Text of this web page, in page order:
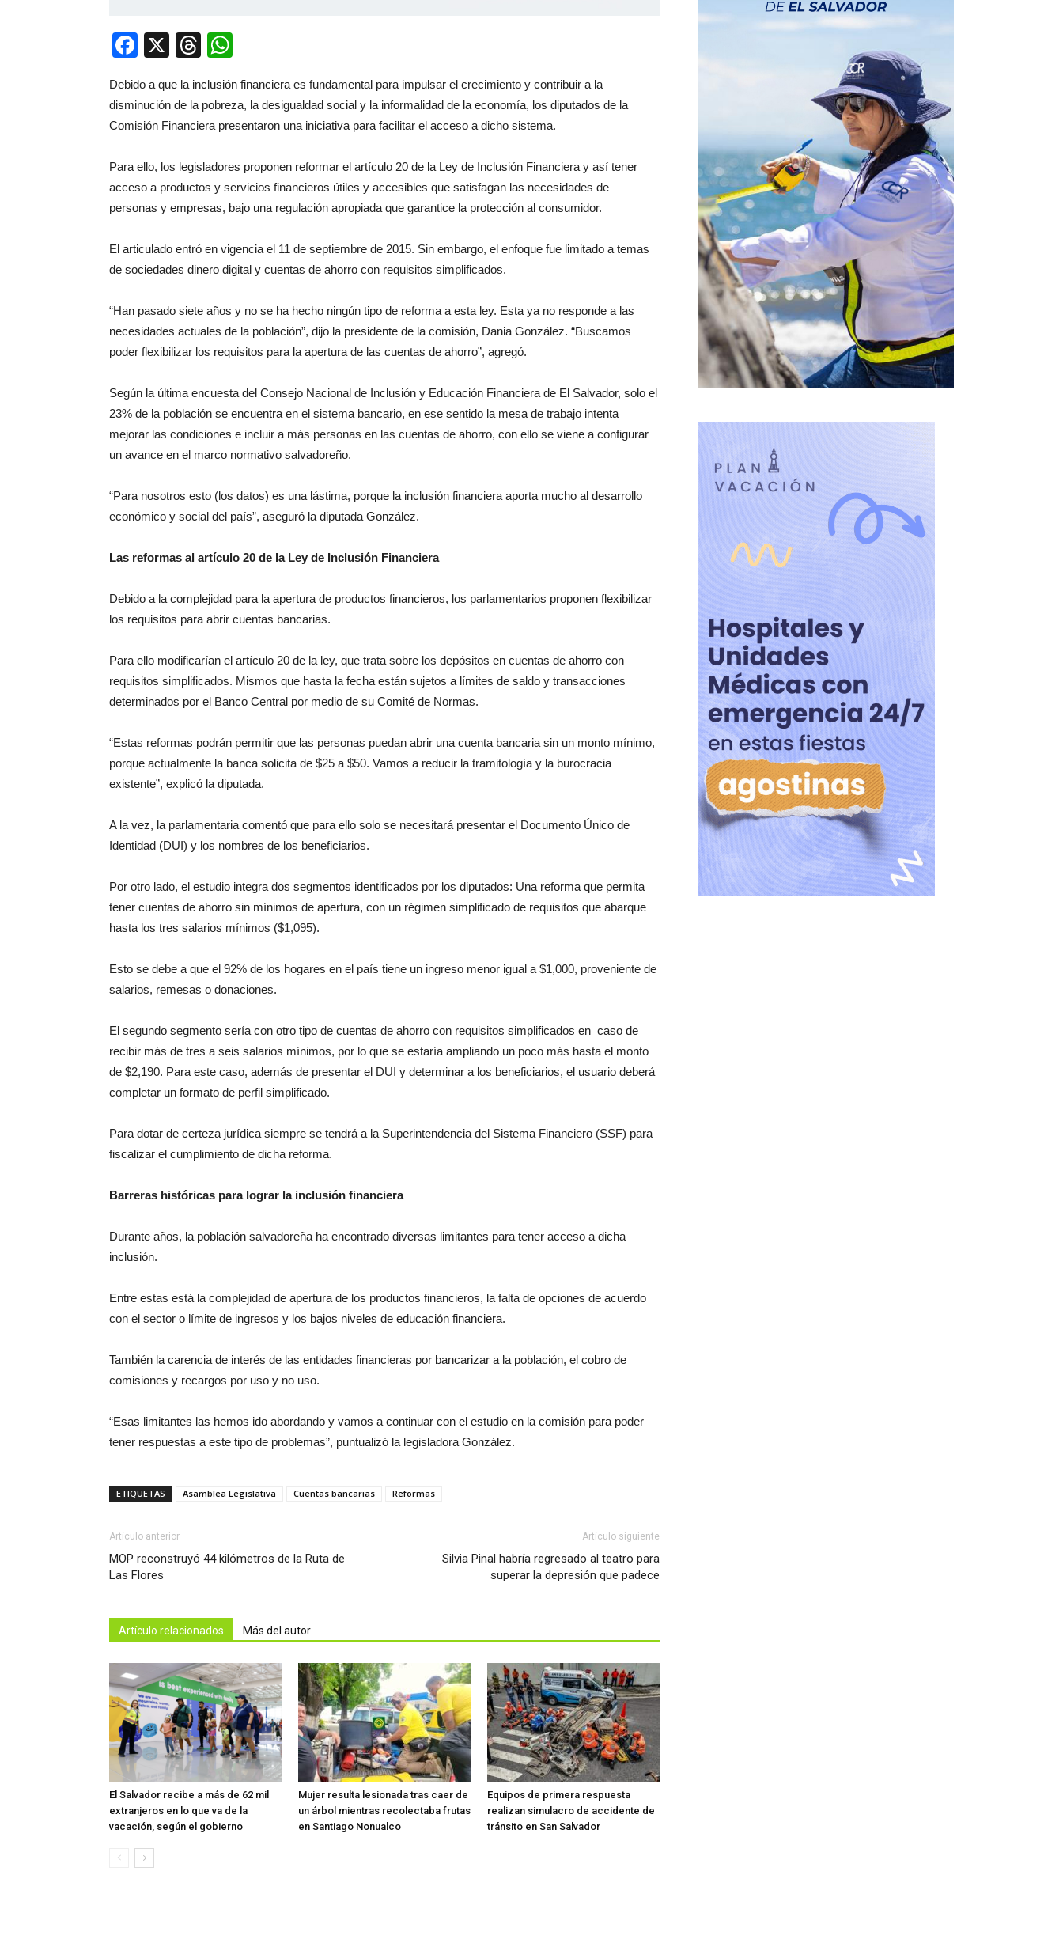
Facebook
X Threads
Debido a que la inclusión financiera es fundamental para impulsar el crecimiento y contribuir a la
disminución de la pobreza, la desigualdad social y la informalidad de la economía, los diputados de la
Comisión Financiera presentaron una iniciativa para facilitar el acceso a dicho sistema.
Para ello, los legisladores proponen reformar el artículo 20 de la Ley de Inclusión Financiera y así tener
acceso a productos y servicios financieros útiles y accesibles que satisfagan las necesidades de
personas y empresas, bajo una regulación apropiada que garantice la protección al consumidor.
El articulado entró en vigencia el 11 de septiembre de 2015. Sin embargo, el enfoque fue limitado a temas
de sociedades dinero digital y cuentas de ahorro con requisitos simplificados.
“Han pasado siete años y no se ha hecho ningún tipo de reforma a esta ley. Esta ya no responde a las
necesidades actuales de la población”, dijo la presidente de la comisión, Dania González. “Buscamos
poder flexibilizar los requisitos para la apertura de las cuentas de ahorro”, agregó.
Según la última encuesta del Consejo Nacional de Inclusión y Educación Financiera de El Salvador, solo el
23% de la población se encuentra en el sistema bancario, en ese sentido la mesa de trabajo intenta
mejorar las condiciones e incluir a más personas en las cuentas de ahorro, con ello se viene a configurar
un avance en el marco normativo salvadoreño.
“Para nosotros esto (los datos) es una lástima, porque la inclusión financiera aporta mucho al desarrollo
económico y social del país”, aseguró la diputada González.
Las reformas al artículo 20 de la Ley de Inclusión Financiera
Debido a la complejidad para la apertura de productos financieros, los parlamentarios proponen flexibilizar
los requisitos para abrir cuentas bancarias.
Para ello modificarían el artículo 20 de la ley, que trata sobre los depósitos en cuentas de ahorro con
requisitos simplificados. Mismos que hasta la fecha están sujetos a límites de saldo y transacciones
determinados por el Banco Central por medio de su Comité de Normas.
“Estas reformas podrán permitir que las personas puedan abrir una cuenta bancaria sin un monto mínimo,
porque actualmente la banca solicita de $25 a $50. Vamos a reducir la tramitología y la burocracia
existente”, explicó la diputada.
A la vez, la parlamentaria comentó que para ello solo se necesitará presentar el Documento Único de
Identidad (DUI) y los nombres de los beneficiarios.
Por otro lado, el estudio integra dos segmentos identificados por los diputados: Una reforma que permita
tener cuentas de ahorro sin mínimos de apertura, con un régimen simplificado de requisitos que abarque
hasta los tres salarios mínimos ($1,095).
Esto se debe a que el 92% de los hogares en el país tiene un ingreso menor igual a $1,000, proveniente de
salarios, remesas o donaciones.
El segundo segmento sería con otro tipo de cuentas de ahorro con requisitos simplificados en caso de
recibir más de tres a seis salarios mínimos, por lo que se estaría ampliando un poco más hasta el monto
de $2,190. Para este caso, además de presentar el DUI y determinar a los beneficiarios, el usuario deberá
completar un formato de perfil simplificado.
Para dotar de certeza jurídica siempre se tendrá a la Superintendencia del Sistema Financiero (SSF) para
fiscalizar el cumplimiento de dicha reforma.
Barreras históricas para lograr la inclusión financiera
Durante años, la población salvadoreña ha encontrado diversas limitantes para tener acceso a dicha
inclusión.
Entre estas está la complejidad de apertura de los productos financieros, la falta de opciones de acuerdo
con el sector o límite de ingresos y los bajos niveles de educación financiera.
También la carencia de interés de las entidades financieras por bancarizar a la población, el cobro de
comisiones y recargos por uso y no uso.
“Esas limitantes las hemos ido abordando y vamos a continuar con el estudio en la comisión para poder
tener respuestas a este tipo de problemas”, puntualizó la legisladora González.
ETIQUETAS Asamblea Legislativa Cuentas bancarias Reformas
Artículo anterior
MOP reconstruyó 44 kilómetros de la Ruta de
Las Flores
Artículo siguiente
Silvia Pinal habría regresado al teatro para
superar la depresión que padece
Artículo relacionados Más del autor
El Salvador recibe a más de 62 mil
extranjeros en lo que va de la
vacación, según el gobierno
Mujer resulta lesionada tras caer de
un árbol mientras recolectaba frutas
en Santiago Nonualco
Equipos de primera respuesta
realizan simulacro de accidente de
tránsito en San Salvador